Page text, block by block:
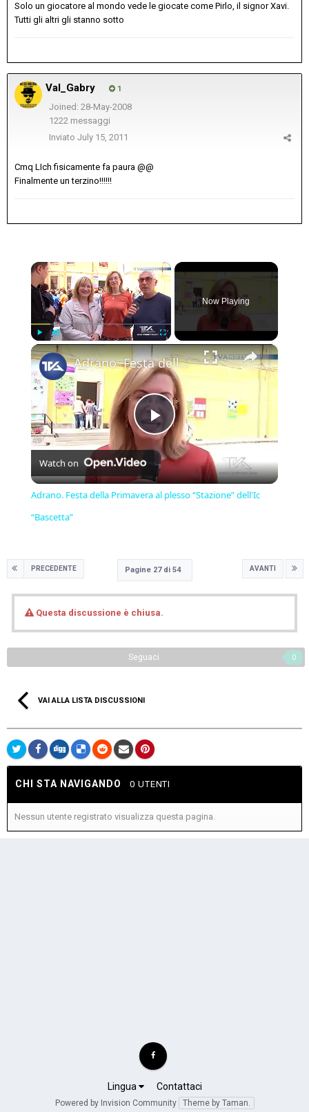
Solo un giocatore al mondo vede le giocate come Pirlo, il signor Xavi.
Tutti gli altri gli stanno sotto
Val_Gabry 1
Joined: 28-May-2008
1222 messaggi
Inviato July 15, 2011
Cmq LIch fisicamente fa paura @@
Finalmente un terzino!!!!!!
×
Play Unmute Fullscreen
Now Playing
×
Play
Video
Adrano. Festa della Primavera al plesso “Stazione” dell'Ic “Bascetta”
Watch on
Adrano. Festa della Primavera al plesso “Stazione” dell'Ic
“Bascetta”
PRECEDENTE AVANTI
Pagine 27 di 54
Questa discussione è chiusa.
Seguaci 0
VAI ALLA LISTA DISCUSSIONI
CHI STA NAVIGANDO 0 UTENTI
Nessun utente registrato visualizza questa pagina.
Lingua Contattaci
Powered by Invision Community Theme by Taman.